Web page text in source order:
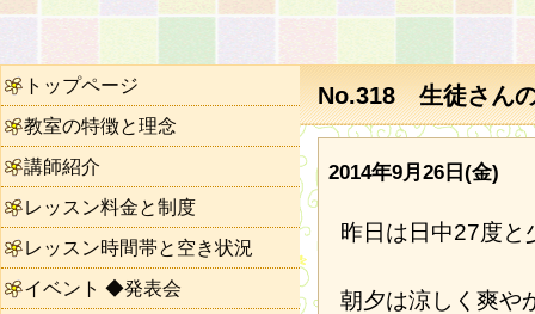
No.318 生徒さん
2014年9月26日(金)
昨日は日中27度と
朝夕は涼しく爽や
トップページ
教室の特徴と理念
講師紹介
レッスン料金と制度
レッスン時間帯と空き状況
イベント ◆発表会